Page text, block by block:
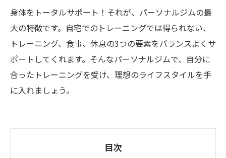
身体をトータルサポート！それが、パーソナルジムの最
大の特徴です。自宅でのトレーニングでは得られない、
トレーニング、食事、休息の3つの要素をバランスよくサ
ポートしてくれます。そんなパーソナルジムで、自分に
合ったトレーニングを受け、理想のライフスタイルを手
に入れましょう。
目次